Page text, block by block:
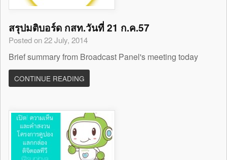
สรุปมติบอร์ด กสท.วันที่ 21 ก.ค.57
Posted on 22 July, 2014
Brief summary from Broadcast Panel's meeting today
CONTINUE READING